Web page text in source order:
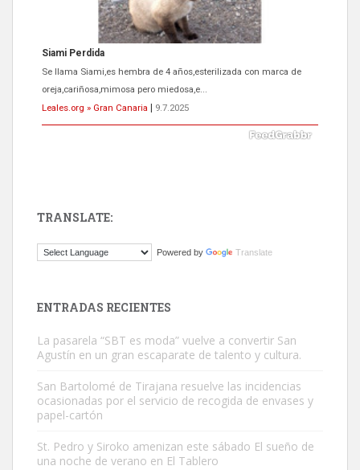
Siami Perdida
Se llama Siami,es hembra de 4 años,esterilizada con marca de
oreja,cariñosa,mimosa pero miedosa,e...
Leales.org » Gran Canaria
9.7.2025
El ayuntamiento se va a llevar a Los Gatos callejeros de la zona los
Gato manso encontrado
Este gato macho ha aparecido en la calle hace menos de un mes,
es muy manso y extremadamente cari...
TRANSLATE:
Powered by Translate
ENTRADAS RECIENTES
La pasarela “SBT es moda” vuelve a convertir San
Agustín en un gran escaparate de talento y cultura.
San Bartolomé de Tirajana resuelve las incidencias
ocasionadas por el servicio de recogida de envases y
papel-cartón
St. Pedro y Siroko amenizan este sábado El sueño de
una noche de verano en El Tablero